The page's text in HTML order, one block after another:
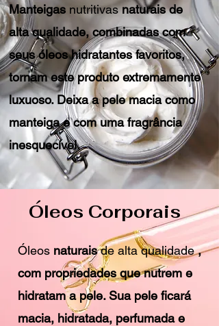
Manteigas nutritivasnaturais de
alta qualidade, combinadas com
seus óleos hidratantes favoritos,
tornam este produto extremamente
luxuoso. Deixa a pele macia como
manteiga e com uma fragrância
inesquecível.
Óleos Corporais
Óleos naturaisde alta qualidade,
com propriedades que nutrem e
hidratam a pele. Sua pele ficará
macia, hidratada, perfumada e